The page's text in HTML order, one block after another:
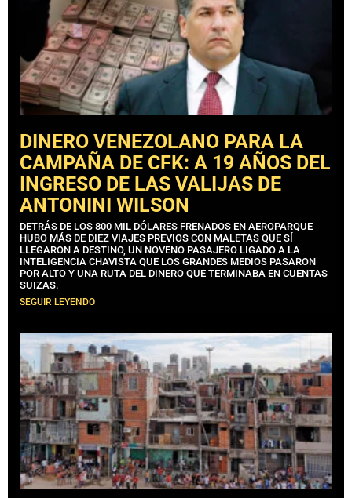
DINERO VENEZOLANO PARA LA
CAMPAÑA DE CFK: A 19 AÑOS DEL
INGRESO DE LAS VALIJAS DE
ANTONINI WILSON
DETRÁS DE LOS 800 MIL DÓLARES FRENADOS EN AEROPARQUE
HUBO MÁS DE DIEZ VIAJES PREVIOS CON MALETAS QUE SÍ
LLEGARON A DESTINO, UN NOVENO PASAJERO LIGADO A LA
INTELIGENCIA CHAVISTA QUE LOS GRANDES MEDIOS PASARON
POR ALTO Y UNA RUTA DEL DINERO QUE TERMINABA EN CUENTAS
SUIZAS.
SEGUIR LEYENDO